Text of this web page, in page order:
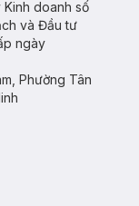
doanh số
và Đầu tư
ngày
Phường Tân